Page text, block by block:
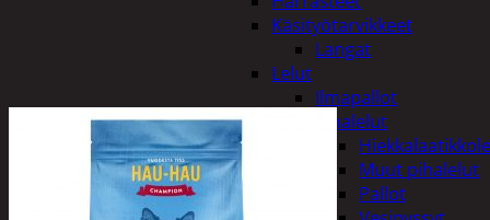
Käsityötarvikkeet
Langat
Lelut
Ilmapallot
Pihalelut
Muut pihalelut
Pallot